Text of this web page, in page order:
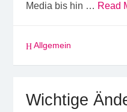
Media bis hin … Read
Allgemein
Wichtige